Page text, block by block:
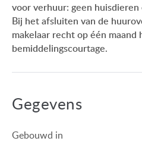
voor verhuur: geen
Bij het afsluiten van de
makelaar recht op één maand
bemiddelingscourtage.
Gegevens
Gebouwd in